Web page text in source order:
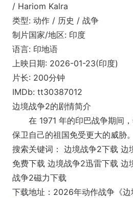
/ Hariom Kalra
类型: 动作 / 历史 / 战争
制片国家/地区: 印度
语言: 印地语
上映日期: 2026-01-23(印度)
片长: 200分钟
IMDb: tt30387012
边境战争2的剧情简介
在 1971 年的印巴战争期间，
保卫自己的祖国免受更大的威胁。
搜索关键词： 边境战争2下载 边
免费下载 边境战争2迅雷下载 边
战争2磁力下载
下载地址：2026年动作战争《边